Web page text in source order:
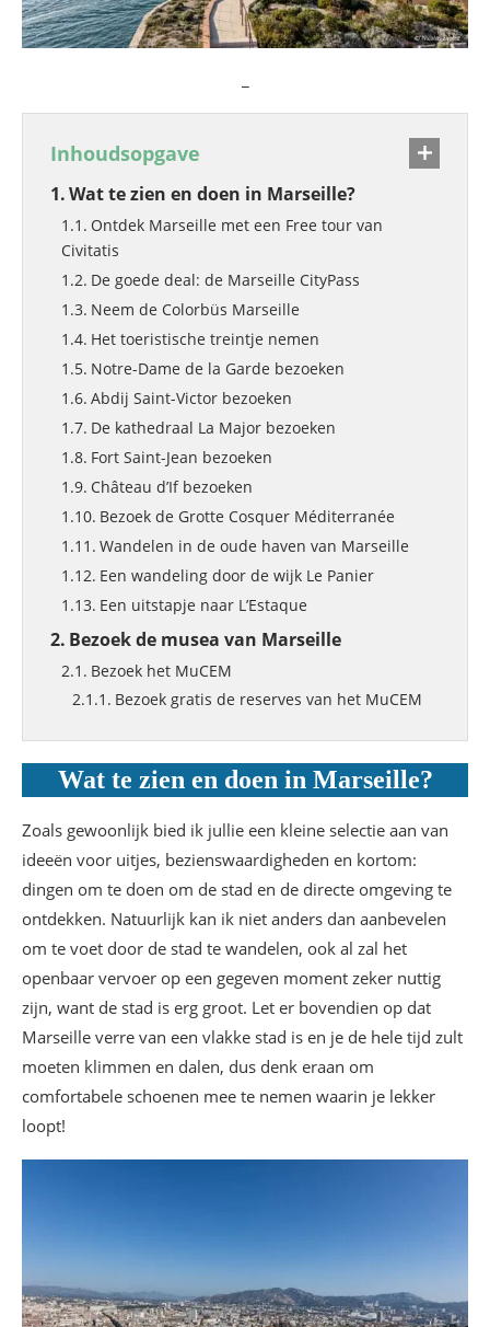
Inhoudsopgave
Wat te zien en doen in Marseille?
Ontdek Marseille met een Free tour van
Civitatis
De goede deal: de Marseille CityPass
Neem de Colorbüs Marseille
Het toeristische treintje nemen
Notre-Dame de la Garde bezoeken
Abdij Saint-Victor bezoeken
De kathedraal La Major bezoeken
Fort Saint-Jean bezoeken
Château d’If bezoeken
Bezoek de Grotte Cosquer Méditerranée
Wandelen in de oude haven van Marseille
Een wandeling door de wijk Le Panier
Een uitstapje naar L’Estaque
Bezoek de musea van Marseille
Bezoek het MuCEM
Bezoek gratis de reserves van het MuCEM
Bezoek het Musée des Docks romains
Bezoek het museum van Decoratieve Kunsten,
Aardewerk en Mode
Bezoek het Musée Cantini
Bezoek het Musée Regards de Provence
Mijn favoriete shoppingadresjes in
Le Comptoir O Huiles
Waar haal je een paar echte Marseillaise
espadrilles? Espigas
Mijn favoriete culinaire adresjes in
Bavards Opéra
Waar kun je bistronomisch lunchen in
Marseille? Restaurant Cédrat
Wat te zien en doen in Marseille?
Zoals gewoonlijk bied ik jullie een kleine selectie aan van
ideeën voor uitjes, bezienswaardigheden en kortom:
dingen om te doen om de stad en de directe omgeving te
ontdekken. Natuurlijk kan ik niet anders dan aanbevelen
om te voet door de stad te wandelen, ook al zal het
openbaar vervoer op een gegeven moment zeker nuttig
zijn, want de stad is erg groot. Let er bovendien op dat
Marseille verre van een vlakke stad is en je de hele tijd zult
moeten klimmen en dalen, dus denk eraan om
comfortabele schoenen mee te nemen waarin je lekker
loopt!